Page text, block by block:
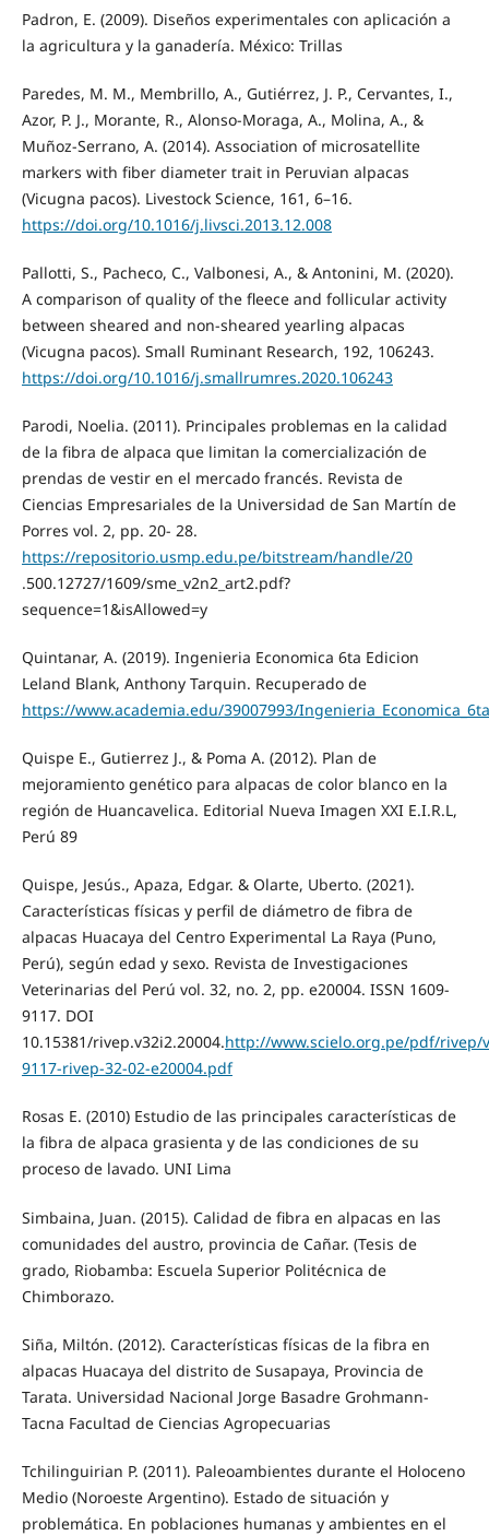
Padron, E. (2009). Diseños experimentales con aplicación a
la agricultura y la ganadería. México: Trillas
Paredes, M. M., Membrillo, A., Gutiérrez, J. P., Cervantes, I.,
Azor, P. J., Morante, R., Alonso-Moraga, A., Molina, A., &
Muñoz-Serrano, A. (2014). Association of microsatellite
markers with fiber diameter trait in Peruvian alpacas
(Vicugna pacos). Livestock Science, 161, 6–16.
https://doi.org/10.1016/j.livsci.2013.12.008
Pallotti, S., Pacheco, C., Valbonesi, A., & Antonini, M. (2020).
A comparison of quality of the fleece and follicular activity
between sheared and non-sheared yearling alpacas
(Vicugna pacos). Small Ruminant Research, 192, 106243.
https://doi.org/10.1016/j.smallrumres.2020.106243
Parodi, Noelia. (2011). Principales problemas en la calidad
de la fibra de alpaca que limitan la comercialización de
prendas de vestir en el mercado francés. Revista de
Ciencias Empresariales de la Universidad de San Martín de
Porres vol. 2, pp. 20- 28.
https://repositorio.usmp.edu.pe/bitstream/handle/20
.500.12727/1609/sme_v2n2_art2.pdf?
sequence=1&isAllowed=y
Quintanar, A. (2019). Ingenieria Economica 6ta Edicion
Leland Blank, Anthony Tarquin. Recuperado de
https://www.academia.edu/39007993/
Quispe E., Gutierrez J., & Poma A. (2012). Plan de
mejoramiento genético para alpacas de color blanco en la
región de Huancavelica. Editorial Nueva Imagen XXI E.I.R.L,
Perú 89
Quispe, Jesús., Apaza, Edgar. & Olarte, Uberto. (2021).
Características físicas y perfil de diámetro de fibra de
alpacas Huacaya del Centro Experimental La Raya (Puno,
Perú), según edad y sexo. Revista de Investigaciones
Veterinarias del Perú vol. 32, no. 2, pp. e20004. ISSN 1609-
9117. DOI
10.15381/rivep.v32i2.20004.http://www.scielo.org.pe/pdf/rivep/
9117-rivep-32-02-e20004.pdf
Rosas E. (2010) Estudio de las principales características de
la fibra de alpaca grasienta y de las condiciones de su
proceso de lavado. UNI Lima
Simbaina, Juan. (2015). Calidad de fibra en alpacas en las
comunidades del austro, provincia de Cañar. (Tesis de
grado, Riobamba: Escuela Superior Politécnica de
Chimborazo.
Siña, Miltón. (2012). Características físicas de la fibra en
alpacas Huacaya del distrito de Susapaya, Provincia de
Tarata. Universidad Nacional Jorge Basadre Grohmann-
Tacna Facultad de Ciencias Agropecuarias
Tchilinguirian P. (2011). Paleoambientes durante el Holoceno
Medio (Noroeste Argentino). Estado de situación y
problemática. En poblaciones humanas y ambientes en el